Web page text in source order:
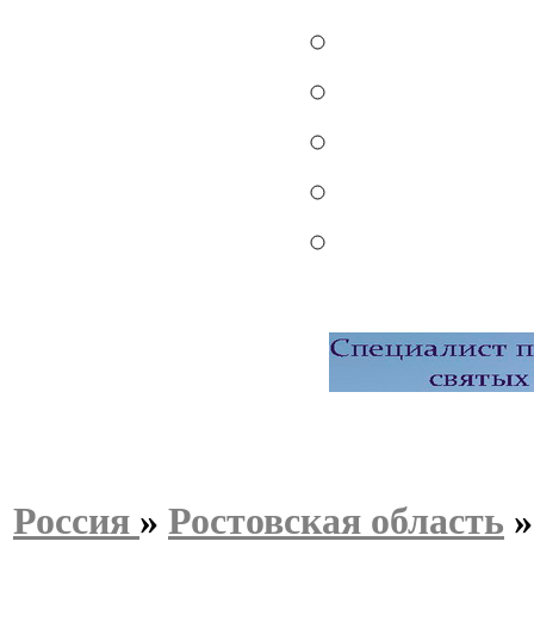
Россия » Ростовская область